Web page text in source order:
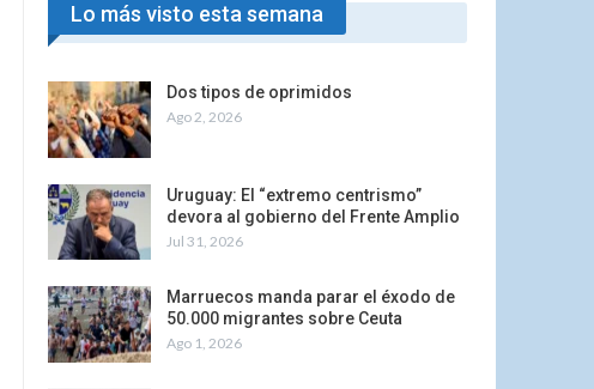
Lo más visto esta semana
Dos tipos de oprimidos
Ago 2, 2026
Uruguay: El “extremo centrismo”
devora al gobierno del Frente Amplio
Jul 31, 2026
Marruecos manda parar el éxodo de
50.000 migrantes sobre Ceuta
Ago 1, 2026